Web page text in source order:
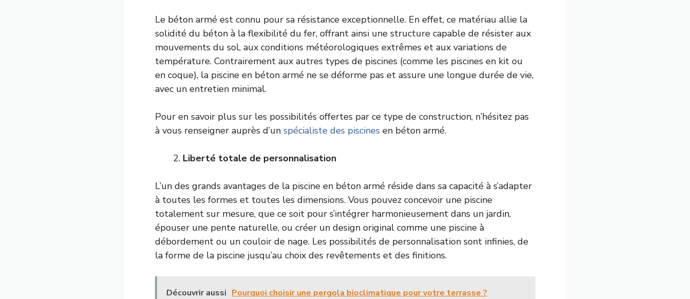
Le béton armé est connu pour sa résistance exceptionnelle. En effet, ce matériau allie la
solidité du béton à la flexibilité du fer, offrant ainsi une structure capable de résister aux
mouvements du sol, aux conditions météorologiques extrêmes et aux variations de
température. Contrairement aux autres types de piscines (comme les piscines en kit ou
en coque), la piscine en béton armé ne se déforme pas et assure une longue durée de vie,
avec un entretien minimal.
Pour en savoir plus sur les possibilités offertes par ce type de construction, n’hésitez pas
à vous renseigner auprès d’un spécialiste des piscines en béton armé.
Liberté totale de personnalisation
L’un des grands avantages de la piscine en béton armé réside dans sa capacité à s’adapter
à toutes les formes et toutes les dimensions. Vous pouvez concevoir une piscine
totalement sur mesure, que ce soit pour s’intégrer harmonieusement dans un jardin,
épouser une pente naturelle, ou créer un design original comme une piscine à
débordement ou un couloir de nage. Les possibilités de personnalisation sont infinies, de
la forme de la piscine jusqu’au choix des revêtements et des finitions.
Découvrir aussi Pourquoi choisir une pergola bioclimatique pour votre terrasse ?